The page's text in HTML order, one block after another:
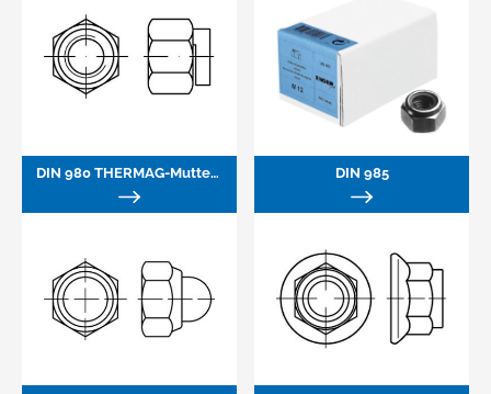
DIN 980 THERMAG-Muttern (DIN 14441) DIN 985